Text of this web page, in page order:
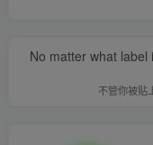
No matter what
不管你被贴